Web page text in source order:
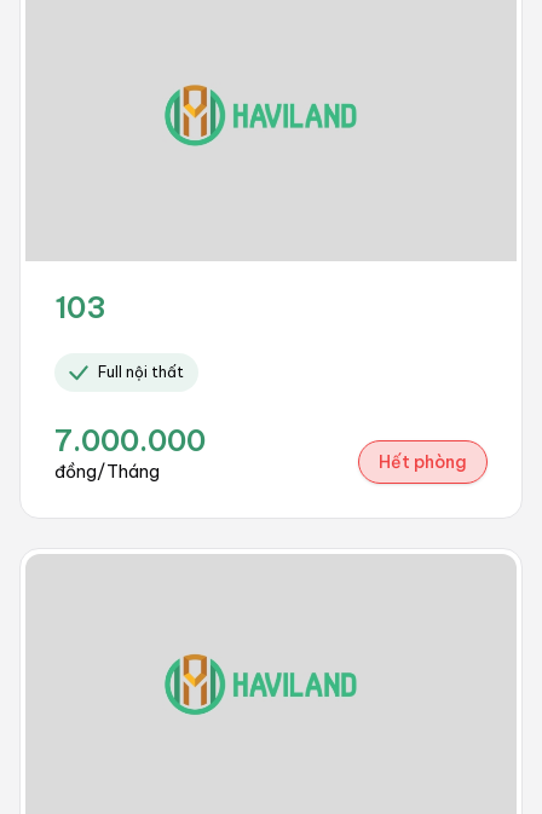
103
Full nội thất
7.000.000
đồng/Tháng Hết phòng